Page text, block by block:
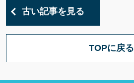
古い記事を見る
TOPに戻る